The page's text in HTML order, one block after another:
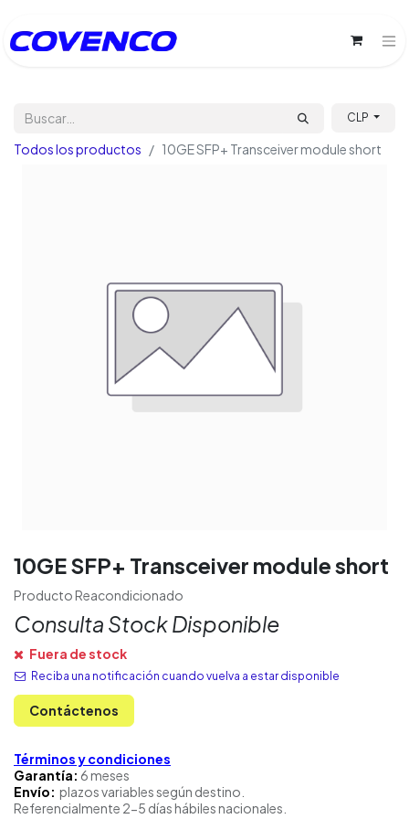
CLP
Todos los productos 10GE SFP+ Transceiver module short
10GE SFP+ Transceiver module short
Producto Reacondicionado
Consulta Stock Disponible
Fuera de stock
Reciba una notificación cuando vuelva a estar disponible
Contáctenos
Términos y condiciones
Garantía: 6 meses
Envío: plazos variables según destino.
Referencialmente 2-5 días hábiles nacionales.